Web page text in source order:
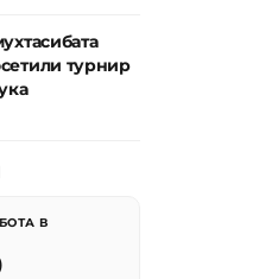
турнир
В